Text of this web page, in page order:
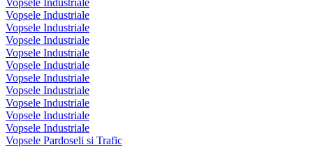
Vopsele Industriale
Vopsele Industriale
Vopsele Industriale
Vopsele Industriale
Vopsele Industriale
Vopsele Industriale
Vopsele Industriale
Vopsele Industriale
Vopsele Industriale
Vopsele Industriale
Vopsele Industriale
Vopsele Pardoseli si Trafic